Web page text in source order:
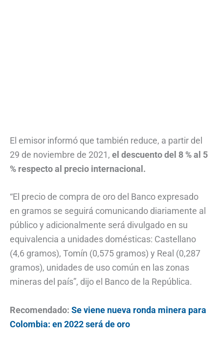
El emisor informó que también reduce, a partir del
29 de noviembre de 2021, el descuento del 8 % al 5
% respecto al precio internacional.
“El precio de compra de oro del Banco expresado
en gramos se seguirá comunicando diariamente al
público y adicionalmente será divulgado en su
equivalencia a unidades domésticas: Castellano
(4,6 gramos), Tomín (0,575 gramos) y Real (0,287
gramos), unidades de uso común en las zonas
mineras del país”, dijo el Banco de la República.
Recomendado: Se viene nueva ronda minera para
Colombia: en 2022 será de oro